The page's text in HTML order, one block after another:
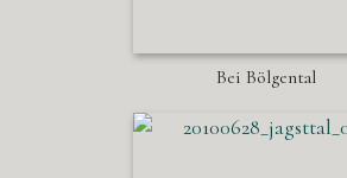
Bei Bölgental